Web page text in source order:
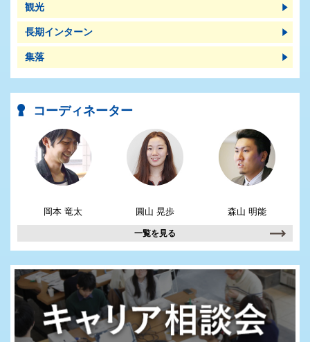
観光
長期インターン
集落
コーディネーター
岡本 竜太 圓山 晃歩 森山 明能
一覧を見る